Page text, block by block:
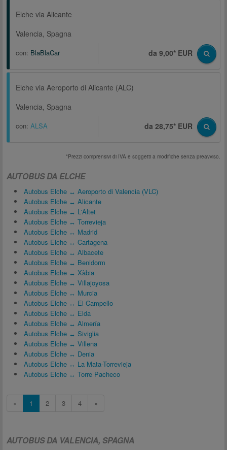
Elche via Alicante
Valencia, Spagna
con: BlaBlaCar da 9,00* EUR
Elche via Aeroporto di Alicante (ALC)
Valencia, Spagna
con: ALSA da 28,75* EUR
*Prezzi comprensivi di IVA e soggetti a modifiche senza preavviso.
AUTOBUS DA ELCHE
Autobus Elche ↔ Aeroporto di Valencia (VLC)
Autobus Elche ↔ Alicante
Autobus Elche ↔ L'Altet
Autobus Elche ↔ Torrevieja
Autobus Elche ↔ Madrid
Autobus Elche ↔ Cartagena
Autobus Elche ↔ Albacete
Autobus Elche ↔ Benidorm
Autobus Elche ↔ Xàbia
Autobus Elche ↔ Villajoyosa
Autobus Elche ↔ Murcia
Autobus Elche ↔ El Campello
Autobus Elche ↔ Elda
Autobus Elche ↔ Almería
Autobus Elche ↔ Siviglia
Autobus Elche ↔ Villena
Autobus Elche ↔ Denia
Autobus Elche ↔ La Mata-Torrevieja
Autobus Elche ↔ Torre Pacheco
« 1 2 3 4 »
AUTOBUS DA VALENCIA, SPAGNA